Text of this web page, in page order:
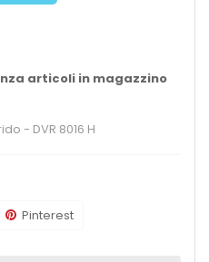
articoli in magazzino
- DVR 8016 H
Pinterest